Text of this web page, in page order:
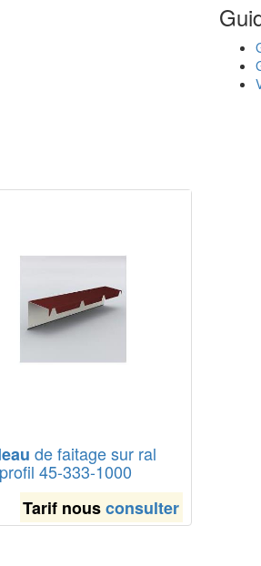
de faitage sur ral
45-333-1000
Tarif nousconsulter